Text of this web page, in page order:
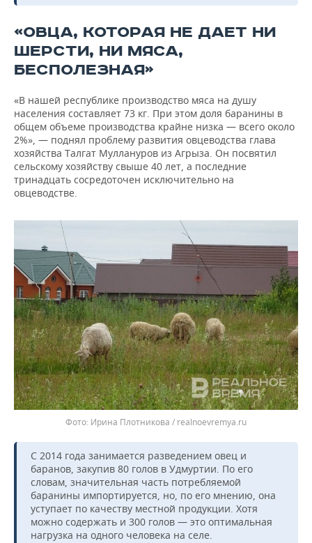
«ОВЦА, КОТОРАЯ НЕ ДАЕТ НИ
ШЕРСТИ, НИ МЯСА,
БЕСПОЛЕЗНАЯ»
«В нашей республике производство мяса на душу
населения составляет 73 кг. При этом доля баранины в
общем объеме производства крайне низка — всего около
2%», — поднял проблему развития овцеводства глава
хозяйства Талгат Муллануров из Агрыза. Он посвятил
сельскому хозяйству свыше 40 лет, а последние
тринадцать сосредоточен исключительно на
овцеводстве.
Ирина Плотникова / realnoevremya.ru
С 2014 года занимается разведением овец и
баранов, закупив 80 голов в Удмуртии. По его
словам, значительная часть потребляемой
баранины импортируется, но, по его мнению, она
уступает по качеству местной продукции. Хотя
можно содержать и 300 голов — это оптимальная
нагрузка на одного человека на селе.